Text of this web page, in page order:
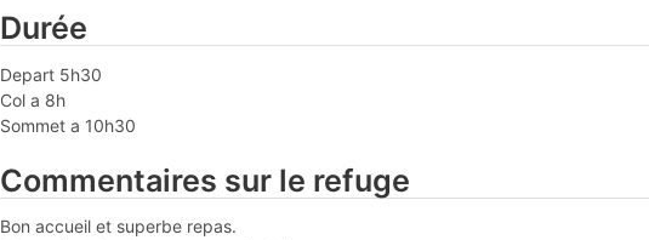
Durée
Depart 5h30
Col a 8h
Sommet a 10h30
Commentaires sur le refuge
Bon accueil et superbe repas.